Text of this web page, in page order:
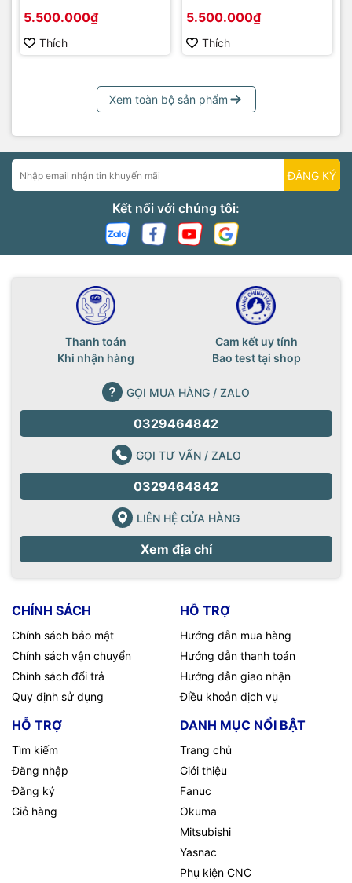
5.500.000₫
Thích
5.500.000₫
Thích
Xem toàn bộ sản phẩm
ĐĂNG KÝ
Kết nối với chúng tôi:
Thanh toán
Khi nhận hàng
Cam kết uy tính
Bao test tại shop
GỌI MUA HÀNG / ZALO
0329464842
GỌI TƯ VẤN / ZALO
0329464842
LIÊN HỆ CỬA HÀNG
Xem địa chỉ
CHÍNH SÁCH
Chính sách bảo mật
Chính sách vận chuyển
Chính sách đổi trả
Quy định sử dụng
HỖ TRỢ
Hướng dẫn mua hàng
Hướng dẫn thanh toán
Hướng dẫn giao nhận
Điều khoản dịch vụ
HỖ TRỢ
Tìm kiếm
Đăng nhập
Đăng ký
Giỏ hàng
DANH MỤC NỔI BẬT
Trang chủ
Giới thiệu
Fanuc
Okuma
Mitsubishi
Yasnac
Phụ kiện CNC